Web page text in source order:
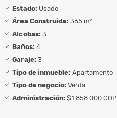
Estado: Usado
Área Construida: 365 m²
Alcobas: 3
Baños: 4
Garaje: 3
Tipo de inmueble: Apartamento
Tipo de negocio: Venta
Administración: $1.858.000 COP